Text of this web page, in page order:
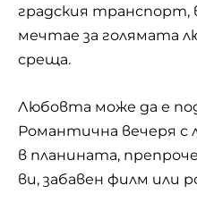
градския транспорт,
мечтае за голямата
среща.
Любовта може да е
Романтична вечеря с
в планината,
ви, забавен филм или